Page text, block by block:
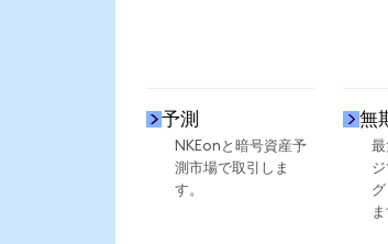
予測
NKEonと暗号資産予
測市場で取引しま
す。
無
ま